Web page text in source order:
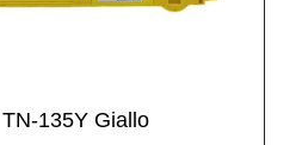
135Y Giallo